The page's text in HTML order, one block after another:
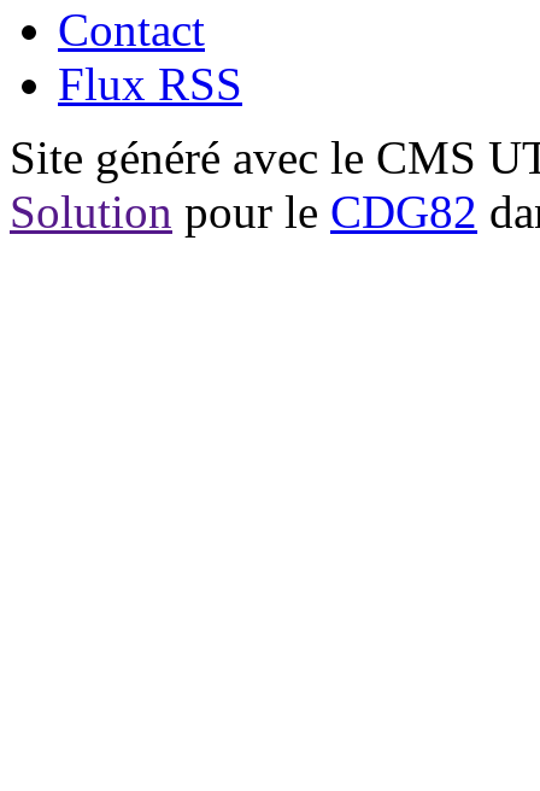
Contact
Flux RSS
Site généré avec le CMS
Solution pour le CDG82